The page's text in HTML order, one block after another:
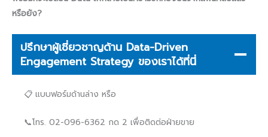
หรือยัง?
ปรึกษาผู้เชี่ยวชาญด้าน Data-Driven
Engagement Strategy ของเราได้ที่นี่
📋 แบบฟอร์มด้านล่าง หรือ
📞โทร. 02-096-6362 กด 2 เพื่อติดต่อฝ่ายขาย